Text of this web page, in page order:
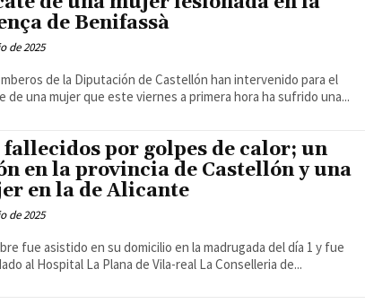
de Benifassà
de 2025
de la Diputación de Castellón han intervenido para el
de una mujer que este viernes a primera hora ha sufrido una...
fallecidos por golpes de calor; un
en la provincia de Castellón y una
en la de Alicante
de 2025
fue asistido en su domicilio en la madrugada del día 1 y fue
trasladado al Hospital La Plana de Vila-real La Conselleria de...